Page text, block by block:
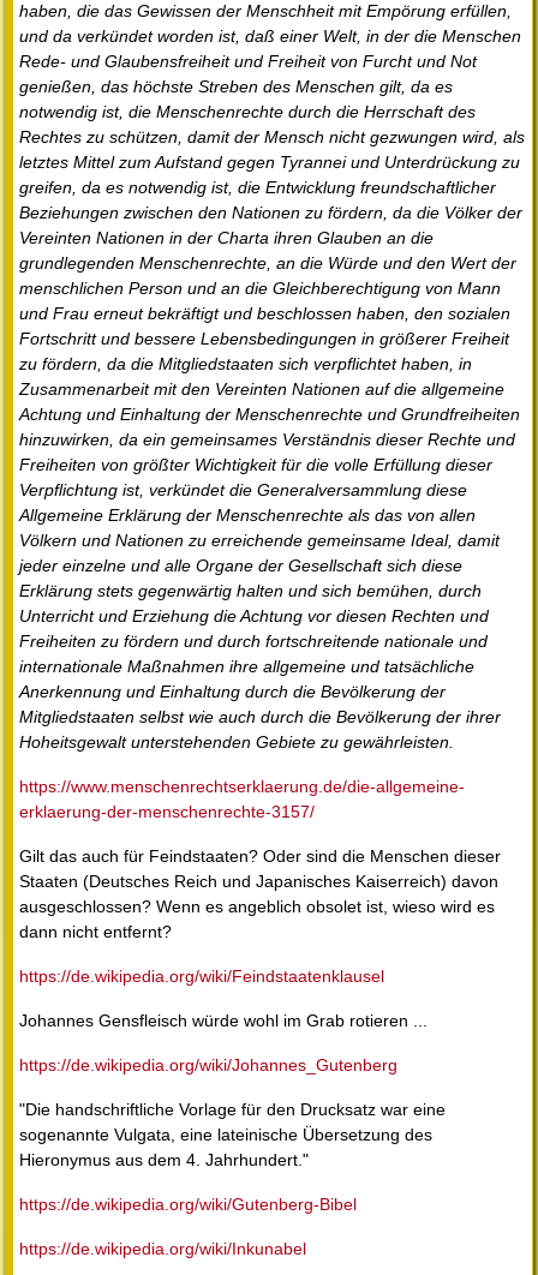
haben, die das Gewissen der Menschheit mit Empörung erfüllen,
und da verkündet worden ist, daß einer Welt, in der die Menschen
Rede- und Glaubensfreiheit und Freiheit von Furcht und Not
genießen, das höchste Streben des Menschen gilt, da es
notwendig ist, die Menschenrechte durch die Herrschaft des
Rechtes zu schützen, damit der Mensch nicht gezwungen wird, als
letztes Mittel zum Aufstand gegen Tyrannei und Unterdrückung zu
greifen, da es notwendig ist, die Entwicklung freundschaftlicher
Beziehungen zwischen den Nationen zu fördern, da die Völker der
Vereinten Nationen in der Charta ihren Glauben an die
grundlegenden Menschenrechte, an die Würde und den Wert der
menschlichen Person und an die Gleichberechtigung von Mann
und Frau erneut bekräftigt und beschlossen haben, den sozialen
Fortschritt und bessere Lebensbedingungen in größerer Freiheit
zu fördern, da die Mitgliedstaaten sich verpflichtet haben, in
Zusammenarbeit mit den Vereinten Nationen auf die allgemeine
Achtung und Einhaltung der Menschenrechte und Grundfreiheiten
hinzuwirken, da ein gemeinsames Verständnis dieser Rechte und
Freiheiten von größter Wichtigkeit für die volle Erfüllung dieser
Verpflichtung ist, verkündet die Generalversammlung diese
Allgemeine Erklärung der Menschenrechte als das von allen
Völkern und Nationen zu erreichende gemeinsame Ideal, damit
jeder einzelne und alle Organe der Gesellschaft sich diese
Erklärung stets gegenwärtig halten und sich bemühen, durch
Unterricht und Erziehung die Achtung vor diesen Rechten und
Freiheiten zu fördern und durch fortschreitende nationale und
internationale Maßnahmen ihre allgemeine und tatsächliche
Anerkennung und Einhaltung durch die Bevölkerung der
Mitgliedstaaten selbst wie auch durch die Bevölkerung der ihrer
Hoheitsgewalt unterstehenden Gebiete zu gewährleisten.
https://www.menschenrechtserklaerung.de/die-allgemeine-
erklaerung-der-menschenrechte-3157/
Gilt das auch für Feindstaaten? Oder sind die Menschen dieser
Staaten (Deutsches Reich und Japanisches Kaiserreich) davon
ausgeschlossen? Wenn es angeblich obsolet ist, wieso wird es
dann nicht entfernt?
https://de.wikipedia.org/wiki/Feindstaatenklausel
Johannes Gensfleisch würde wohl im Grab rotieren ...
https://de.wikipedia.org/wiki/Johannes_Gutenberg
"Die handschriftliche Vorlage für den Drucksatz war eine
sogenannte Vulgata, eine lateinische Übersetzung des
Hieronymus aus dem 4. Jahrhundert."
https://de.wikipedia.org/wiki/Gutenberg-Bibel
https://de.wikipedia.org/wiki/Inkunabel